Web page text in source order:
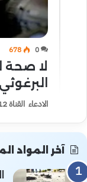
0
678
لا صحة
الادعاء القناة 12 ب
آخر المواد